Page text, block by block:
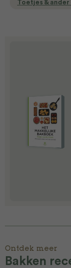
Toetjes &
Ontdek meer
Bakken